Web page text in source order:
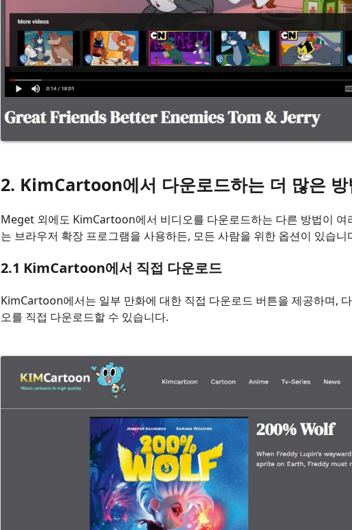
2. KimCartoon에서 다운로드하는 더 많은 방
Meget 외에도 KimCartoon에서 비디오를 다운로드하는 다른 방법이
는 브라우저 확장 프로그램을 사용하든, 모든 사람을 위한 옵션이 있습니
2.1 KimCartoon에서 직접 다운로드
KimCartoon에서는 일부 만화에 대한 직접 다운로드 버튼을 제공하며,
오를 직접 다운로드할 수 있습니다.